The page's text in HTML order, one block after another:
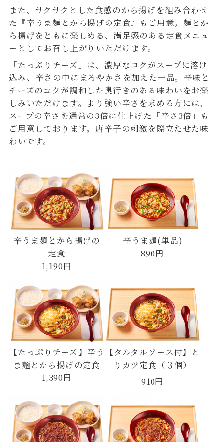
また、サクサクとした食感のから揚げを組み合わせ
た『辛うま麺とから揚げの定食』もご用意。麺とか
ら揚げをともに楽しめる、満足感のある定食メニュ
ーとしてお召し上がりいただけます。
「たっぷりチーズ」は、濃厚なコクがスープに溶け
込み、辛さの中にまろやかさを加えた一品。辛味と
チーズのコクが調和した奥行きのある味わいをお楽
しみいただけます。より強い辛さを求める方には、
スープの辛さを通常の3倍に仕上げた「辛さ3倍」も
ご用意しております。唐辛子の刺激を際立たせた味
わいです。
辛うま麺とから揚げの
定食
1,190円
辛うま麺(単品)
890円
【たっぷりチーズ】辛う
ま麺とから揚げの定食
1,390円
【タルタルソース付】と
りカツ定食（３個）
910円